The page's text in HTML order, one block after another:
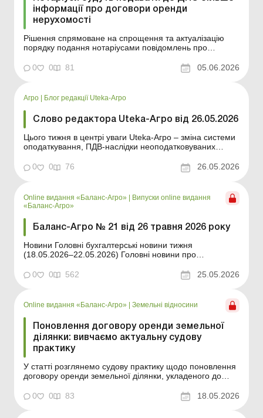
інформації про договори оренди
нерухомості
Рішення спрямоване на спрощення та актуалізацію
порядку подання нотаріусами повідомлень про
нерухомості до контролюючих органів. Більше за
0 0 81 05.06.2026
Агро Блог редакції Uteka-Агро
Слово редактора Uteka-Агро від 26.05.2026
Цього тижня в центрі уваги Uteka-Агро – зміна системи
оподаткування, ПДВ-наслідки неоподатковуваних
агробізнесі. Також розбираємо практичні ситуації із
запитами податкових органів, судову практику щодо
0 0 76 26.05.2026
Online видання «Баланс-Агро» | Випуски online видання
«Баланс-Агро»
Баланс-Агро № 21 від 26 травня 2026 року
Новини Головні бухгалтерські новини тижня
(18.05.2026–22.05.2026) Головні новини про
щодня Зміст номеру Правова допомога Читати Штраф
за неподання звіту про транспорт до ТЦК: судова
0 0 562 25.05.2026
Online видання «Баланс-Агро» | Земельні відносини
Поновлення договору оренди земельної
ділянки: вивчаємо актуальну судову
практику
У статті розглянемо судову практику щодо поновлення
договору оренди земельної ділянки, укладеного до
З 15.07.2020 змінився порядок поновлення договору
оренди земельної ділянки. Із цієї дати сторони
0 0 83 18.05.2026